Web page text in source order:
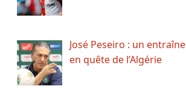
José Peseiro : un
en quête de l’Algérie